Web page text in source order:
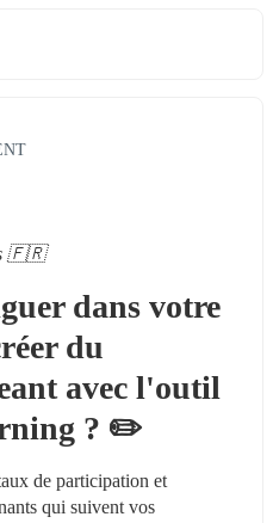
🇫🇷
dans votre
du
avec l'outil
? ✏️
de participation et
qui suivent vos